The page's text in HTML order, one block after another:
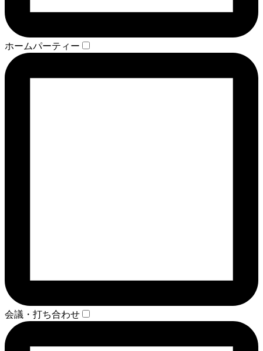
ホームパーティー
会議・打ち合わせ